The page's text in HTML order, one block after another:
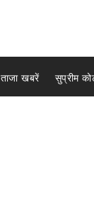
ताजा खबरें सुप्रीम